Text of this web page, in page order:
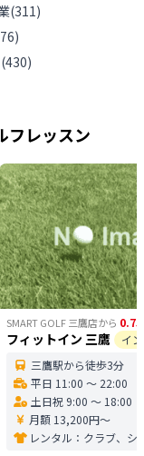
(311)
)
(430)
フレッスン
SMART GOLF 三鷹店から 0.75
フィットイン 三鷹
イ
三鷹駅から徒歩3分
平日 11:00 〜 22:00
土日祝 9:00 〜 18:00
月額 13,200円〜
レンタル： クラブ、シ